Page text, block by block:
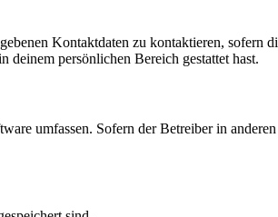
Kontaktdaten zu kontaktieren,
deinem persönlichen Bereich gestattet hast.
umfassen. Sofern der Betreiber in